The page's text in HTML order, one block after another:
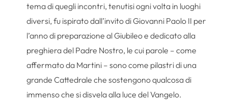
tema di quegli incontri, tenutisi ogni volta in luoghi
diversi, fu ispirato dall’invito di Giovanni Paolo II per
l’anno di preparazione al Giubileo e dedicato alla
preghiera del Padre Nostro, le cui parole – come
affermato da Martini – sono come pilastri di una
grande Cattedrale che sostengono qualcosa di
immenso che si disvela alla luce del Vangelo.